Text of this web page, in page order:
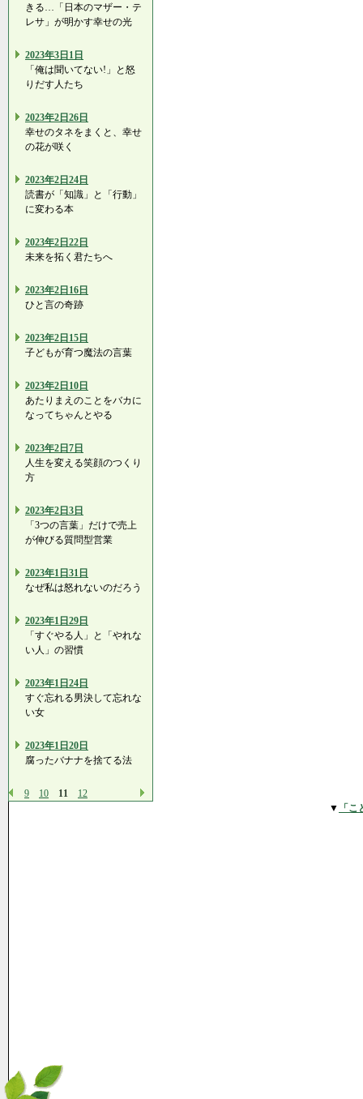
きる…「日本のマザー・テ
レサ」が明かす幸せの光
2023年3日1日
「俺は聞いてない!」と怒
りだす人たち
2023年2日26日
幸せのタネをまくと、幸せ
の花が咲く
2023年2日24日
読書が「知識」と「行動」
に変わる本
2023年2日22日
未来を拓く君たちへ
2023年2日16日
ひと言の奇跡
2023年2日15日
子どもが育つ魔法の言葉
2023年2日10日
あたりまえのことをバカに
なってちゃんとやる
2023年2日7日
人生を変える笑顔のつくり
方
2023年2日3日
「3つの言葉」だけで売上
が伸びる質問型営業
2023年1日31日
なぜ私は怒れないのだろう
2023年1日29日
「すぐやる人」と「やれな
い人」の習慣
2023年1日24日
すぐ忘れる男決して忘れな
い女
2023年1日20日
腐ったバナナを捨てる法
9 10 11 12
▼ 「